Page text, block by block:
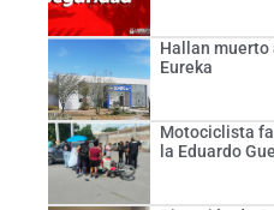
Hallan muerto
Eureka
Motociclista
la Eduardo